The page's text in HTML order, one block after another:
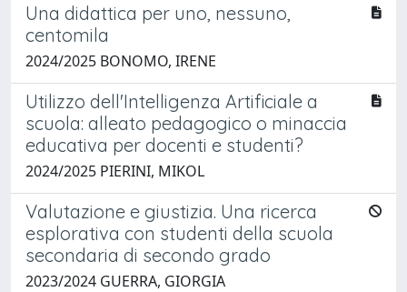
Una didattica per uno, nessuno,
centomila
2024/2025 BONOMO, IRENE
Utilizzo dell'Intelligenza Artificiale a
scuola: alleato pedagogico o minaccia
educativa per docenti e studenti?
2024/2025 PIERINI, MIKOL
Valutazione e giustizia. Una ricerca
esplorativa con studenti della scuola
secondaria di secondo grado
2023/2024 GUERRA, GIORGIA